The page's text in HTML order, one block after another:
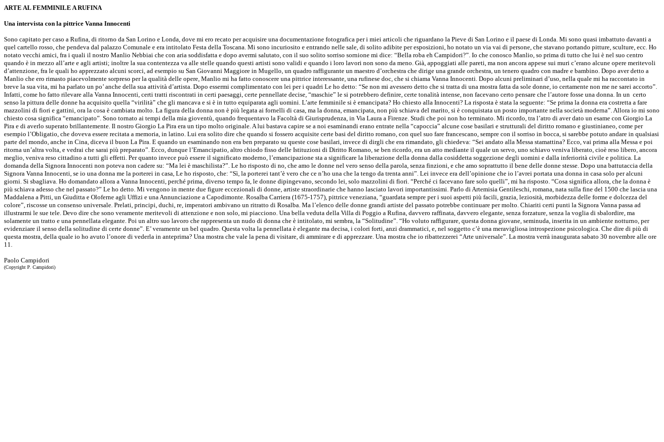
ARTE AL FEMMINILE A RUFINA
Una intervista con la pittrice Vanna Innocenti
Sono capitato per caso a Rufina, di ritorno da San Lorino e Londa, dove mi ero recato per acquisire una documentazione fotografica per i miei articoli che riguardano la Pieve di San Lorino e il paese di Londa. Mi sono quasi imbattuto davanti a
quel cartello rosso, che pendeva dal palazzo Comunale e era intitolato Festa della Toscana. Mi sono incuriosito e entrando nelle sale, di solito adibite per esposizioni, ho notato un via vai di persone, che stavano portando pitture, sculture, ecc. Ho
notato vecchi amici, fra i quali il nostro Manlio Nebbiai che con aria soddisfatta e dopo avermi salutato, con il suo solito sorriso sornione mi dice: “Bella roba eh Campidori?”. Io che conosco Manlio, so prima di tutto che lui è nel suo centro
quando è in mezzo all’arte e agli artisti; inoltre la sua contentezza va alle stelle quando questi artisti sono validi e quando i loro lavori non sono da meno. Già, appoggiati alle pareti, ma non ancora appese sui muri c’erano alcune opere meritevoli
d’attenzione, fra le quali ho apprezzato alcuni scorci, ad esempio su San Giovanni Maggiore in Mugello, un quadro raffigurante un maestro d’orchestra che dirige una grande orchestra, un tenero quadro con madre e bambino. Dopo aver detto a
Manlio che ero rimasto piacevolmente sorpreso per la qualità delle opere, Manlio mi ha fatto conoscere una pittrice interessante, una rufinese doc, che si chiama Vanna Innocenti. Dopo alcuni preliminari d’uso, nella quale mi ha raccontato in
breve la sua vita, mi ha parlato un po’ anche della sua attività d’artista. Dopo essermi complimentato con lei per i quadri Le ho detto: “Se non mi avessero detto che si tratta di una mostra fatta da sole donne, io certamente non me ne sarei accorto”.
Infatti, come ho fatto rilevare alla Vanna Innocenti, certi tratti riscontrati in certi paesaggi, certe pennellate decise, “maschie” le si potrebbero definire, certe tonalità intense, non facevano certo pensare che l’autore fosse una donna. In un certo
senso la pittura delle donne ha acquisito quella “virilità” che gli mancava e si è in tutto equiparata agli uomini. L’arte femminile si è emancipata? Ho chiesto alla Innocenti? La risposta è stata la seguente: “Se prima la donna era costretta a fare
mazzolini di fiori e gattini, ora la cosa è cambiata molto. La figura della donna non è più legata ai fornelli di casa, ma la donna, emancipata, non più schiava del marito, si è conquistata un posto importante nella società moderna”. Allora io mi sono
chiesto cosa significa “emancipato”. Sono tornato ai tempi della mia gioventù, quando frequentavo la Facoltà di Giurisprudenza, in Via Laura a Firenze. Studi che poi non ho terminato. Mi ricordo, tra l’atro di aver dato un esame con Giorgio La
Pira e di averlo superato brillantemente. Il nostro Giorgio La Pira era un tipo molto originale. A lui bastava capire se a noi esaminandi erano entrate nella “capoccia” alcune cose basilari e strutturali del diritto romano e giustinianeo, come per
esempio l’Obligatio, che doveva essere recitata a memoria, in latino. Lui era solito dire che quando si fossero acquisite certe basi del diritto romano, con quel suo fare francescano, sempre con il sorriso in bocca, si sarebbe potuto andare in qualsiasi
parte del mondo, anche in Cina, diceva il buon La Pira. E quando un esaminando non era ben preparato su queste cose basilari, invece di dirgli che era rimandato, gli chiedeva: “Sei andato alla Messa stamattina? Ecco, vai prima alla Messa e poi
ritorna un’altra volta, e vedrai che sarai più preparato”. Ecco, dunque l’Emancipatio, altro chiodo fisso delle Istituzioni di Diritto Romano, se ben ricordo, era un atto mediante il quale un servo, uno schiavo veniva liberato, cioè reso libero, ancora
meglio, veniva reso cittadino a tutti gli effetti. Per quanto invece può essere il significato moderno, l’emancipazione sta a significare la liberazione della donna dalla cosiddetta soggezione degli uomini e dalla inferiorità civile e politica. La
domanda della Signora Innocenti non poteva non cadere su: “Ma lei è maschilista?”. Le ho risposto di no, che amo le donne nel vero senso della parola, senza finzioni, e che amo soprattutto il bene delle donne stesse. Dopo una battutaccia della
Signora Vanna Innocenti, se io una donna me la porterei in casa, Le ho risposto, che: “Sì, la porterei tant’è vero che ce n’ho una che la tengo da trenta anni”. Lei invece era dell’opinione che io l’avrei portata una donna in casa solo per alcuni
giorni. Si sbagliava. Ho domandato allora a Vanna Innocenti, perché prima, diverso tempo fa, le donne dipingevano, secondo lei, solo mazzolini di fiori. “Perché ci facevano fare solo quelli”, mi ha risposto. “Cosa significa allora, che la donna è
più schiava adesso che nel passato?” Le ho detto. Mi vengono in mente due figure eccezionali di donne, artiste straordinarie che hanno lasciato lavori importantissimi. Parlo di Artemisia Gentileschi, romana, nata sulla fine del 1500 che lascia una
Maddalena a Pitti, un Giuditta e Oloferne agli Uffizi e una Annunciazione a Capodimonte. Rosalba Carriera (1675-1757), pittrice veneziana, “guardata sempre per i suoi aspetti più facili, grazia, leziosità, morbidezza delle forme e dolcezza del
colore”, riscosse un consenso universale. Prelati, principi, duchi, re, imperatori ambivano un ritratto di Rosalba. Ma l’elenco delle donne grandi artiste del passato potrebbe continuare per molto. Chiariti certi punti la Signora Vanna passa ad
illustrarmi le sue tele. Devo dire che sono veramente meritevoli di attenzione e non solo, mi piacciono. Una bella veduta della Villa di Poggio a Rufina, davvero raffinata, davvero elegante, senza forzature, senza la voglia di sbalordire, ma
solamente un tratto e una pennellata elegante. Poi un altro suo lavoro che rappresenta un nudo di donna che è intitolato, mi sembra, la “Solitudine”. “Ho voluto raffigurare, questa donna giovane, seminuda, inserita in un ambiente notturno, per
evidenziare il senso della solitudine di certe donne”. E’ veramente un bel quadro. Questa volta la pennellata è elegante ma decisa, i colori forti, anzi drammatici, e, nel soggetto c’è una meravigliosa introspezione psicologica. Che dire di più di
questa mostra, della quale io ho avuto l’onore di vederla in anteprima? Una mostra che vale la pena di visitare, di ammirare e di apprezzare. Una mostra che io ribattezzerei “Arte universale”. La mostra verrà inaugurata sabato 30 novembre alle ore
11.
Paolo Campidori
(Copyright P. Campidori)